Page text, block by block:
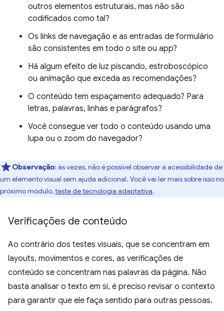
outros elementos estruturais, mas não são
codificados como tal?
Os links de navegação e as entradas de formulário
são consistentes em todo o site ou app?
Há algum efeito de luz piscando, estroboscópico
ou animação que exceda as recomendações?
O conteúdo tem espaçamento adequado? Para
letras, palavras, linhas e parágrafos?
Você consegue ver todo o conteúdo usando uma
lupa ou o zoom do navegador?
Observação: às vezes, não é possível observar a acessibilidade de
um elemento visual sem ajuda adicional. Você vai ler mais sobre isso no
próximo módulo,teste de tecnologia adaptativa.
Verificações de conteúdo
Ao contrário dos testes visuais, que se concentram em
layouts, movimentos e cores, as verificações de
conteúdo se concentram nas palavras da página. Não
basta analisar o texto em si, é preciso revisar o contexto
para garantir que ele faça sentido para outras pessoas.